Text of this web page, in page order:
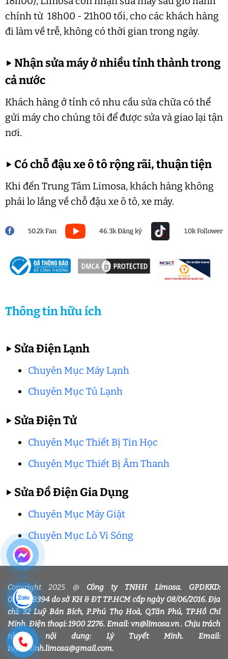
chính từ 18h00 - 21h00 tối, cho các khách hàng
đi làm về trễ, không có thời gian trong ngày.
▶Nhận sửa máy ở nhiều tỉnh thành trong
cả nước
Khách hàng ở tỉnh có nhu cầu sửa chữa có thể
gửi máy cho chúng tôi để được sửa và giao lại tận
nơi.
▶ Có chỗ đậu xe ô tô rộng rãi, thuận tiện
Khi đến Trung Tâm Limosa, khách hàng không
phải lo lắng về chỗ đậu xe ô tô, xe máy.
50.2k Fan 46.3k Đăng ký 1.0k Follower
Thông tin hữu ích
▶ Sửa Điện Lạnh
Chuyên Mục Máy Lạnh
Chuyên Mục Tủ Lạnh
▶ Sửa Điện Tử
Chuyên Mục Thiết Bị Tin Học
Chuyên Mục Thiết Bị Âm Thanh
▶ Sửa Đồ Điện Gia Dụng
Chuyên Mục Máy Giặt
Chuyên Mục Lò Vi Sóng
Copyright 2025 @ Công ty TNHH Limosa. GPDKKD:
0318339394 do sở KH & ĐT TP.HCM cấp ngày 08/06/2016. Địa
chỉ: 32 Luỹ Bán Bích, P.Phú Thọ Hoà, Q.Tân Phú, TP.Hồ Chí
Minh. Điện thoại: 1900 2276. Email: vn@limosa.vn . Chịu trách
nhiệm nội dung: Lý Tuyết Minh. Email:
tuyetminh.limosa@gmail.com.